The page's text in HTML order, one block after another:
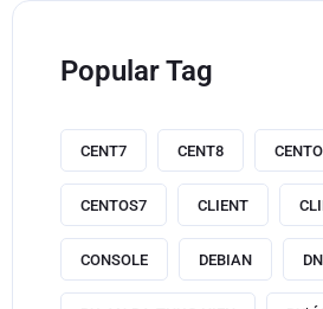
Popular Tag
CENT7 CENT8
CENTOS7 CLIENT
CONSOLE DEBIAN